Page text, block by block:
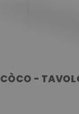
CÒCO -